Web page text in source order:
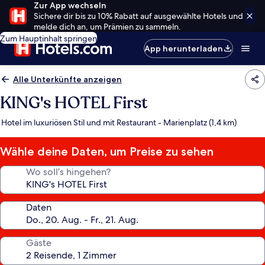
Zur App wechseln
Sichere dir bis zu 10% Rabatt auf ausgewählte Hotels und
melde dich an, um Prämien zu sammeln.
Zum Hauptinhalt springen
App herunterladen
Alle Unterkünfte anzeigen
KING's HOTEL First
Hotel im luxuriösen Stil und mit Restaurant - Marienplatz (1,4 km)
Wähle deine Daten, um Preise zu sehen
Wo soll’s hingehen?
Daten
Gäste